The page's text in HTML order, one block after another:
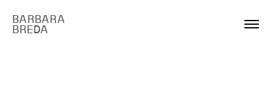
BARBARA
BREDA